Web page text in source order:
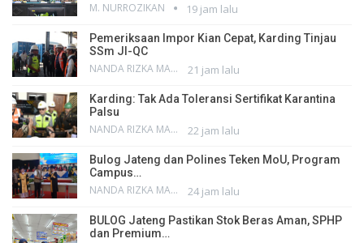
M. NURROZIKAN 19 jam lalu
Pemeriksaan Impor Kian Cepat, Karding Tinjau
SSm JI-QC
NANDA RIZKA MAHENDRA 21 jam lalu
Karding: Tak Ada Toleransi Sertifikat Karantina
Palsu
NANDA RIZKA MAHENDRA 22 jam lalu
Bulog Jateng dan Polines Teken MoU, Program
Campus…
NANDA RIZKA MAHENDRA 24 jam lalu
BULOG Jateng Pastikan Stok Beras Aman, SPHP
dan Premium…